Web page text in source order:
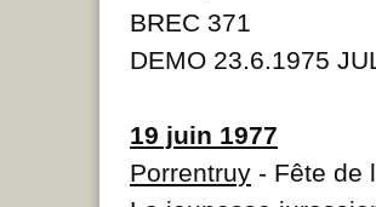
BREC 371
DEMO 23.6.1975
19 juin 1977
Porrentruy - Fête de